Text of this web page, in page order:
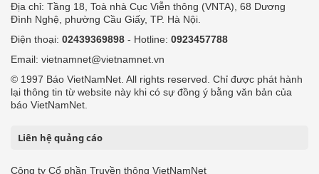
Địa chỉ: Tầng 18, Toà nhà Cục Viễn thông (VNTA), 68 Dương
Đình Nghệ, phường Cầu Giấy, TP. Hà Nội.
Điện thoại: 02439369898 - Hotline: 0923457788
Email: vietnamnet@vietnamnet.vn
© 1997 Báo VietNamNet. All rights reserved. Chỉ được phát hành
lại thông tin từ website này khi có sự đồng ý bằng văn bản của
báo VietNamNet.
Liên hệ quảng cáo
Công ty Cổ phần Truyền thông VietNamNet